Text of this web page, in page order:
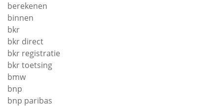
berekenen
binnen
bkr
bkr direct
bkr registratie
bkr toetsing
bmw
bnp
bnp paribas